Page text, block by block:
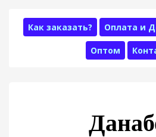
Как заказать? Оплата и
Оптом